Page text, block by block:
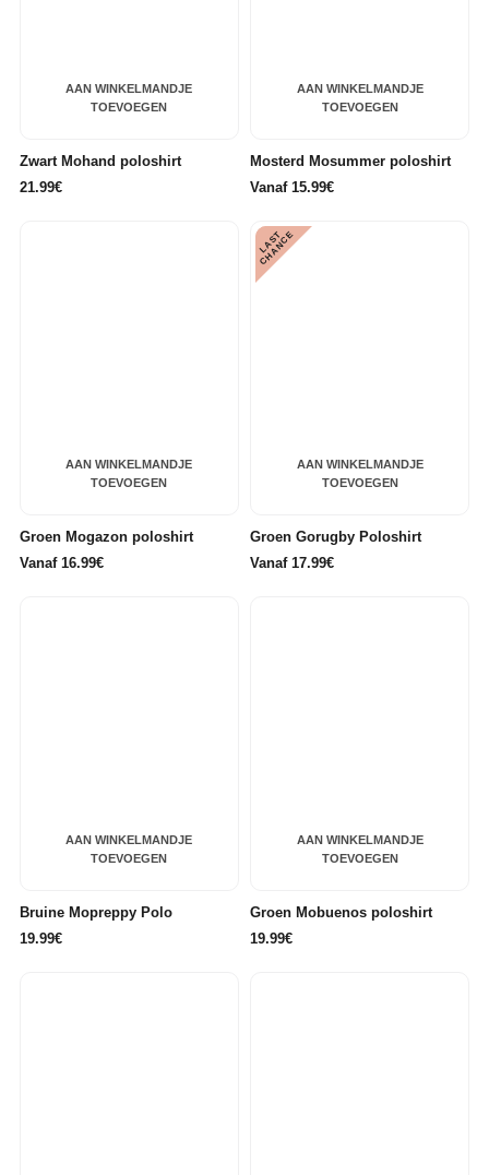
AAN WINKELMANDJE
TOEVOEGEN
Zwart Mohand poloshirt
21.99€
AAN WINKELMANDJE
TOEVOEGEN
Mosterd Mosummer poloshirt
Vanaf 15.99€
AAN WINKELMANDJE
TOEVOEGEN
Groen Mogazon poloshirt
Vanaf 16.99€
AAN WINKELMANDJE
TOEVOEGEN
L
A
S
T
C
H
A
N
C
E
Groen Gorugby Poloshirt
Vanaf 17.99€
AAN WINKELMANDJE
TOEVOEGEN
Bruine Mopreppy Polo
19.99€
AAN WINKELMANDJE
TOEVOEGEN
Groen Mobuenos poloshirt
19.99€